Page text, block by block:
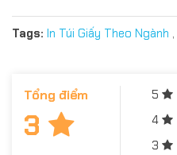
Tags: In Túi Giấy Theo Ngành ,
Tổng điểm
3
5
4
3